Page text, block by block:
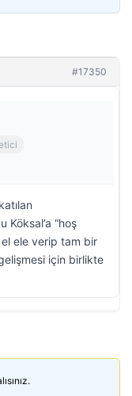
#17350
Köksal’a “hoş
el ele verip tam bir
için birlikte